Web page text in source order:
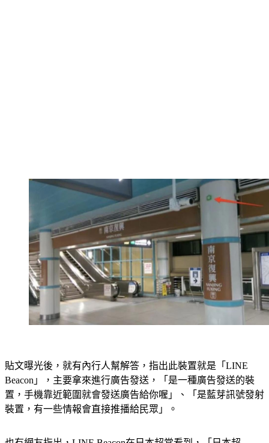
貼文曝光後，就有內行人幫解答，指出此裝置就是「LINE
Beacon」，主要拿來進行廣告發送，「是一種廣告發送的裝
置，手機靠近範圍就會發送廣告給你喔」、「是藍芽訊號發射
裝置，有一些情報會直接推播給民眾」。